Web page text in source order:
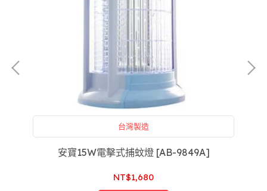
台灣製造
安寶15W電擊式捕蚊燈 [AB-9849A]
NT$1,680